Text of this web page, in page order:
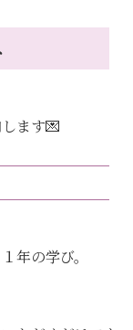
ます💌
年の学び。